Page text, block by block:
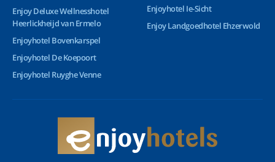
Enjoy Deluxe Wellnesshotel
Heerlickheijd van Ermelo
Enjoyhotel Bovenkarspel
Enjoyhotel De Koepoort
Enjoyhotel Ruyghe Venne
Enjoyhotel Ie-Sicht
Enjoy Landgoedhotel Ehzerwold